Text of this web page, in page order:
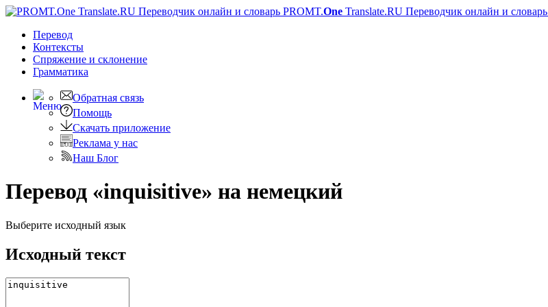
PROMT.One Translate.RU Переводчик онлайн и словарь
Перевод
Контексты
Спряжение и склонение
Грамматика
Обратная связь
Помощь
Скачать приложение
Реклама у нас
Наш Блог
Перевод «inquisitive» на немецкий
Выберите исходный язык
Исходный текст